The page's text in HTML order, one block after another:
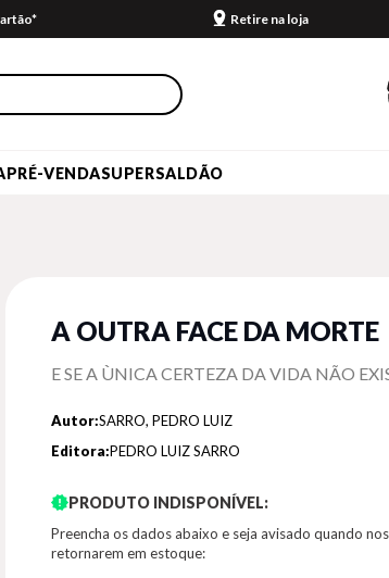
Retire na loja
PRÉ-VENDASUPERSALDÃO
A OUTRA FACE DA MORTE
E SE A ÙNICA CERTEZA DA VIDA NÃO
Autor:SARRO, PEDRO LUIZ
Editora:PEDRO LUIZ SARRO
PRODUTO INDISPONÍVEL:
Preencha os dados abaixo e seja avisado quando
retornarem em estoque: